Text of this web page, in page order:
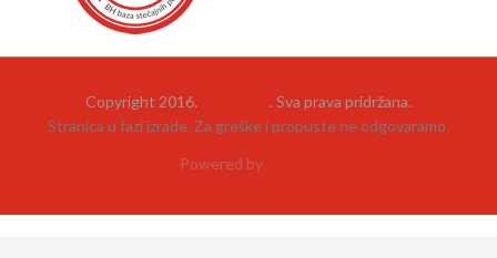
Copyright 2016.
. Sva prava pridržana.
Stranica u fazi izrade. Za greške i propuste ne odgovaramo.
Powered by